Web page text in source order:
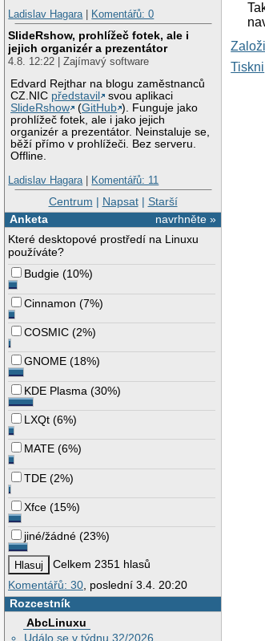
Ladislav Hagara| Komentářů: 0
SlideRshow, prohlížeč fotek, ale i
jejich organizér a prezentátor
4.8. 12:22 | Zajímavý software
Edvard Rejthar na blogu zaměstnanců
CZ.NIC představil
svou aplikaci
SlideRshow
(GitHub ). Funguje jako
prohlížeč fotek, ale i jako jejich
organizér a prezentátor. Neinstaluje se,
běží přímo v prohlížeči. Bez serveru.
Offline.
Ladislav Hagara| Komentářů: 11
Centrum | Napsat| Starší
navrhněte »
Anketa
Které desktopové prostředí na Linuxu
používáte?
Budgie (10%)
Cinnamon (7%)
COSMIC (2%)
GNOME (18%)
KDE Plasma (30%)
LXQt (6%)
MATE (6%)
TDE (2%)
Xfce (15%)
jiné/žádné (23%)
Celkem 2351 hlasů
Komentářů: 30 , poslední 3.4. 20:20
Rozcestník
AbcLinuxu
Událo se v týdnu 32/2026
Tiskni